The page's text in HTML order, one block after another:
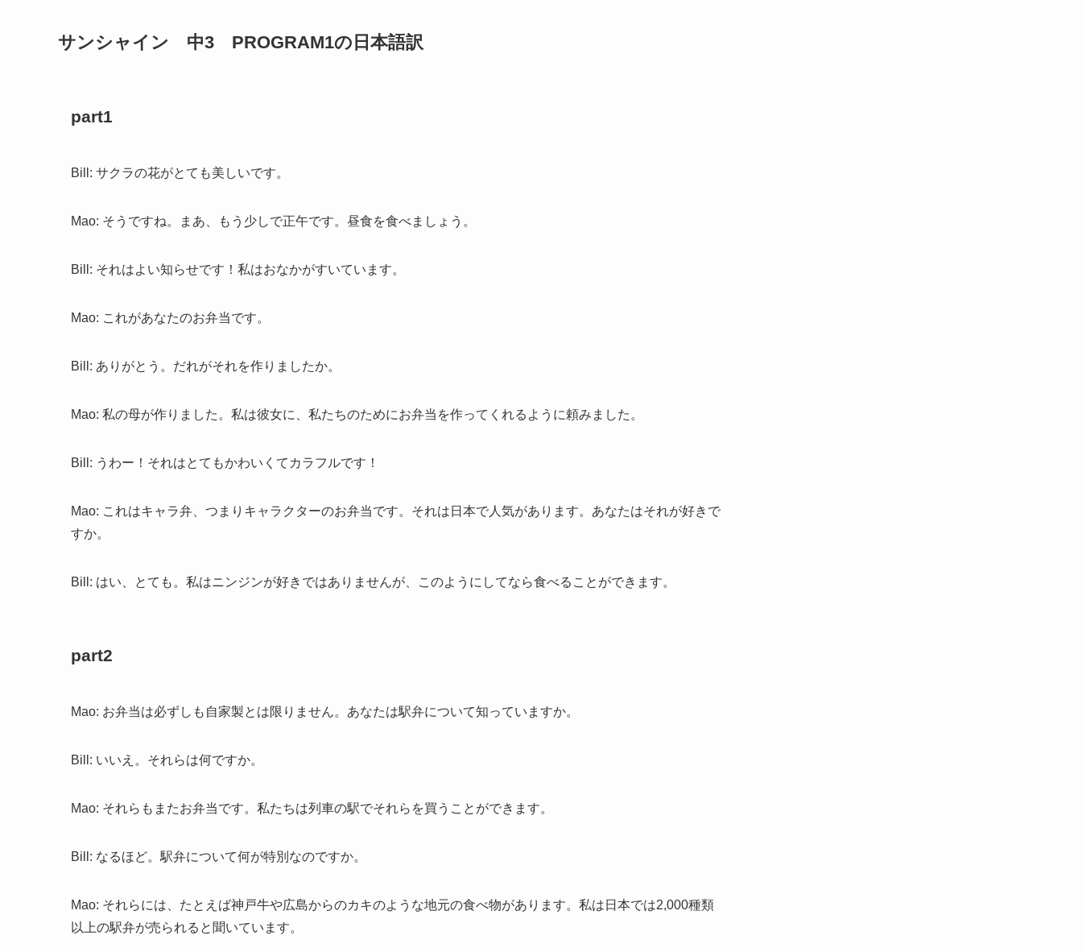
サンシャイン 中3 PROGRAM1の日本語訳
part1
Bill: サクラの花がとても美しいです。
Mao: そうですね。まあ、もう少しで正午です。昼食を食べましょう。
Bill: それはよい知らせです！私はおなかがすいています。
Mao: これがあなたのお弁当です。
Bill: ありがとう。だれがそれを作りましたか。
Mao: 私の母が作りました。私は彼女に、私たちのためにお弁当を作ってくれるように頼みました。
Bill: うわー！それはとてもかわいくてカラフルです！
Mao: これはキャラ弁、つまりキャラクターのお弁当です。それは日本で人気があります。あなたはそれが好きで
すか。
Bill: はい、とても。私はニンジンが好きではありませんが、このようにしてなら食べることができます。
part2
Mao: お弁当は必ずしも自家製とは限りません。あなたは駅弁について知っていますか。
Bill: いいえ。それらは何ですか。
Mao: それらもまたお弁当です。私たちは列車の駅でそれらを買うことができます。
Bill: なるほど。駅弁について何が特別なのですか。
Mao: それらには、たとえば神戸牛や広島からのカキのような地元の食べ物があります。私は日本では2,000種類
以上の駅弁が売られると聞いています。